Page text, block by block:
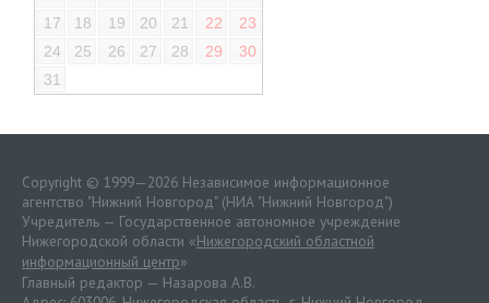
17
18 19 20 21 22
23
24
25 26 27 28 29
30
31
Copyright © 1999—2026 Независимое информационное
агентство "Нижний Новгород" (НИА "Нижний Новгород")
Учредитель — Государственное автономное учреждение
Нижегородской области «Нижегородский областной
информационный центр»
Главный редактор — Назарова А.В.